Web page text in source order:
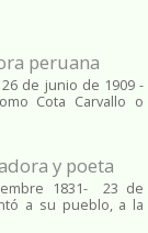
peruana
26 de junio de 1909 -
Cota Carvallo o
y poeta
1831- 23 de
a su pueblo, a la